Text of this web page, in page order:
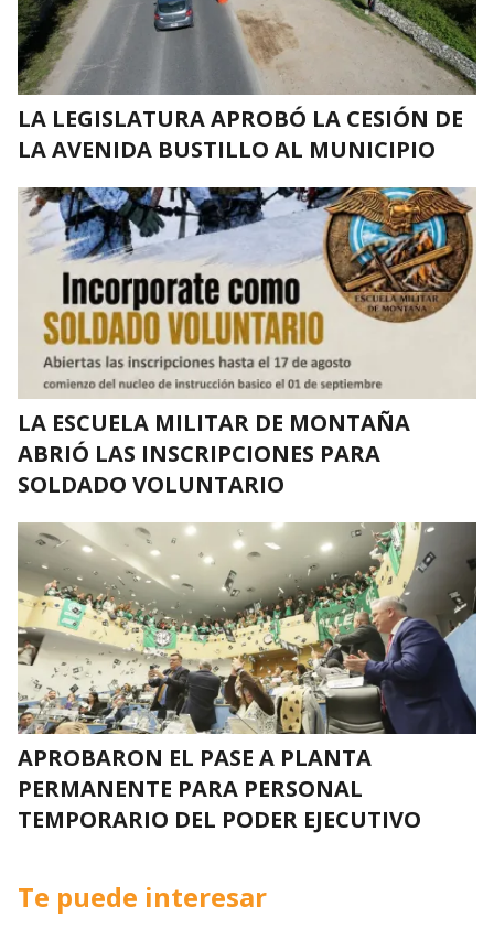
LA LEGISLATURA APROBÓ LA CESIÓN DE
LA AVENIDA BUSTILLO AL MUNICIPIO
LA ESCUELA MILITAR DE MONTAÑA
ABRIÓ LAS INSCRIPCIONES PARA
SOLDADO VOLUNTARIO
APROBARON EL PASE A PLANTA
PERMANENTE PARA PERSONAL
TEMPORARIO DEL PODER EJECUTIVO
Te puede interesar